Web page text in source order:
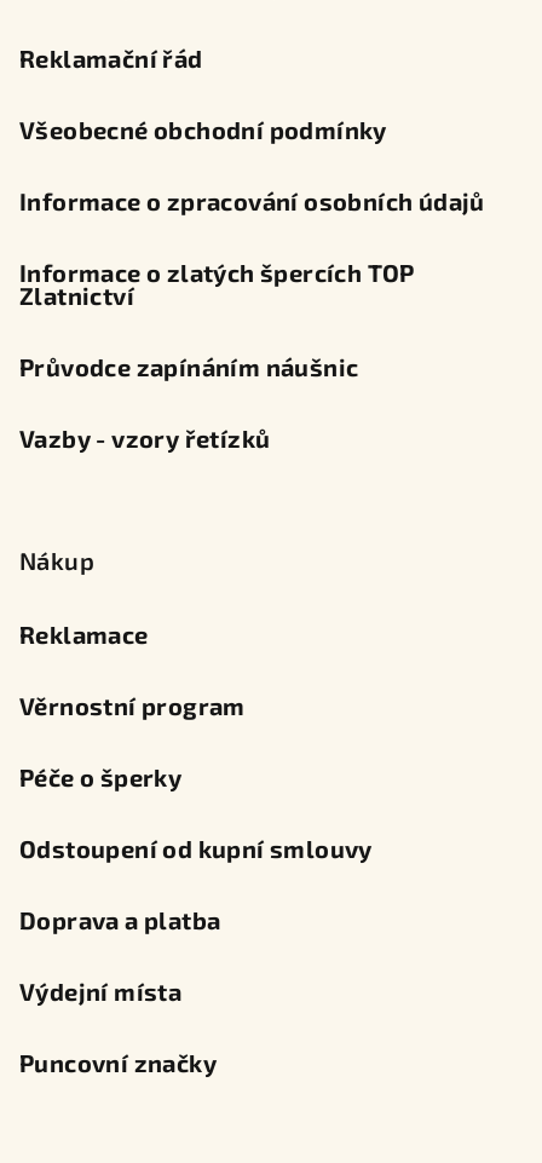
Reklamační řád
Všeobecné obchodní podmínky
Informace o zpracování osobních údajů
Informace o zlatých špercích TOP
Zlatnictví
Průvodce zapínáním náušnic
Vazby - vzory řetízků
Nákup
Reklamace
Věrnostní program
Péče o šperky
Odstoupení od kupní smlouvy
Doprava a platba
Výdejní místa
Puncovní značky